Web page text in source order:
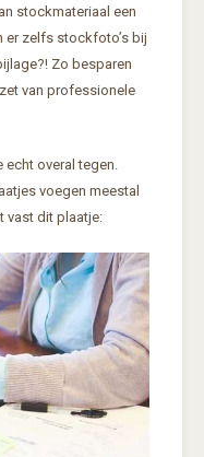
stockmateriaal een
er zelfs stockfoto’s bij
Zo besparen
van professionele
overal tegen.
voegen meestal
vast dit plaatje: